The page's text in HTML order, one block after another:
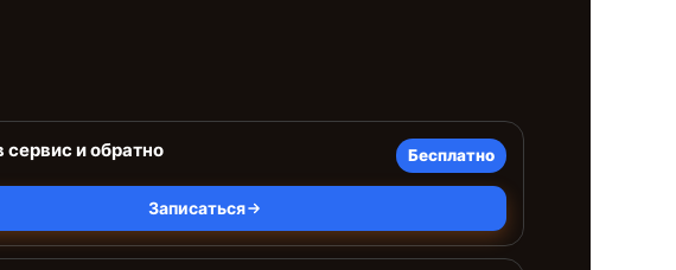
сервис и обратно Бесплатно
Записаться